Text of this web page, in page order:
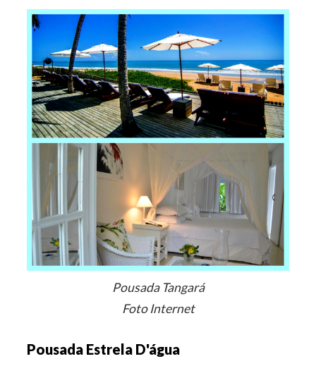
Pousada Tangará
Foto Internet
Pousada Estrela D'água